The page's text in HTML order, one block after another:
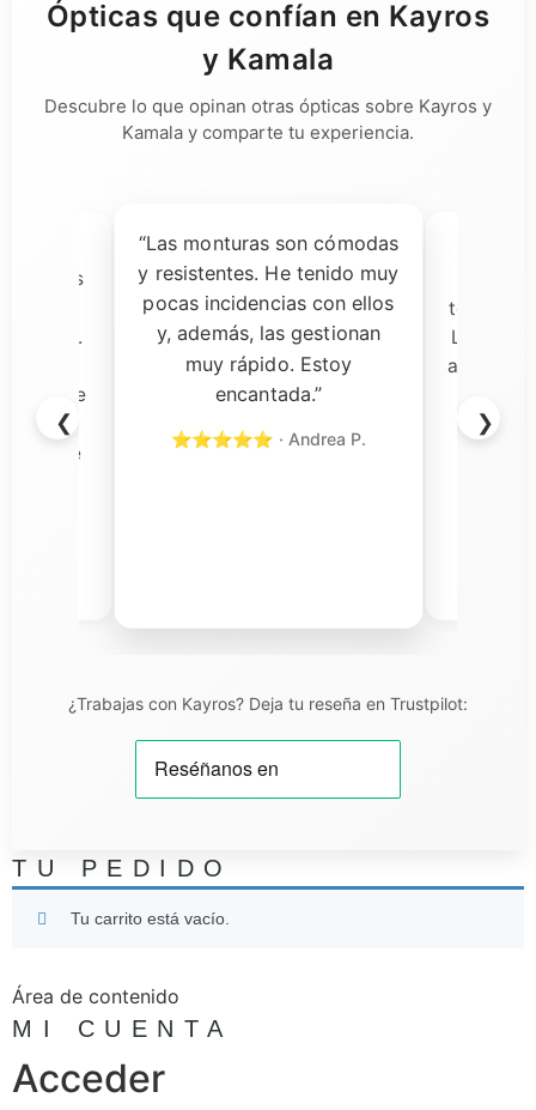
Ópticas que confían en Kayros
y Kamala
Descubre lo que opinan otras ópticas sobre Kayros y
Kamala y comparte tu experiencia.
❮
las
calidad.
fue
de
“Las monturas son cómodas
y resistentes. He tenido muy
pocas incidencias con ellos
y, además, las gestionan
muy rápido. Estoy
encantada.”
⭐⭐⭐⭐⭐ · Andrea P.
tomado
Las
❯
¿Trabajas con Kayros? Deja tu reseña en Trustpilot:
TU PEDIDO
Tu carrito está vacío.
Área de contenido
MI CUENTA
Acceder